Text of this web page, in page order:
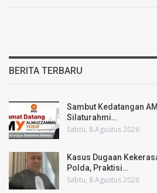
BERITA TERBARU
Sambut Kedatangan
Silaturahmi…
Sabtu, 8 Agustus 2026
Kasus Dugaan
Polda, Praktisi…
Sabtu, 8 Agustus 2026